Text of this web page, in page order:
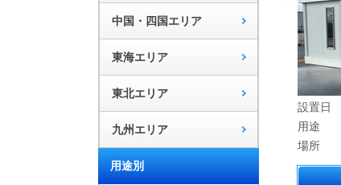
中国・四国エリア
東海エリア
東北エリア
九州エリア
用途別
設置日
用途
場所